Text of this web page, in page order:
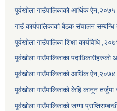
पूर्वखोला गाउँपालिकाको आर्थिक ऐन,२०७५
गाउँ कार्यपालिकाको बैठक संचालन सम्बन्धि
पूर्वखोला गाउँपालिका शिक्षा कार्यविधि
पूर्वखोला गाउँपालिकाका
पूर्वखोला गाउँपालिकाको आर्थिक ऐन,२०७४
पूर्वखोला गाउँपालिकाको केहि कानून
पूर्वखोला गाउँपालिकाको जग्गा